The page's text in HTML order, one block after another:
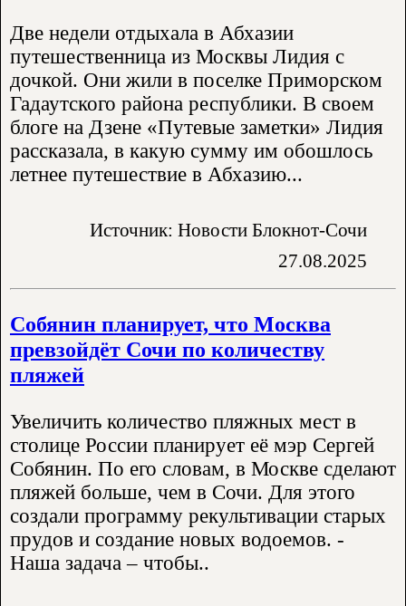
Две недели отдыхала в Абхазии
путешественница из Москвы Лидия с
дочкой. Они жили в поселке Приморском
Гадаутского района республики. В своем
блоге на Дзене «Путевые заметки» Лидия
рассказала, в какую сумму им обошлось
летнее путешествие в Абхазию...
Источник: Новости Блокнот-Сочи
27.08.2025
Собянин планирует, что Москва
превзойдёт Сочи по количеству
пляжей
Увеличить количество пляжных мест в
столице России планирует её мэр Сергей
Собянин. По его словам, в Москве сделают
пляжей больше, чем в Сочи. Для этого
создали программу рекультивации старых
прудов и создание новых водоемов. -
Наша задача – чтобы..